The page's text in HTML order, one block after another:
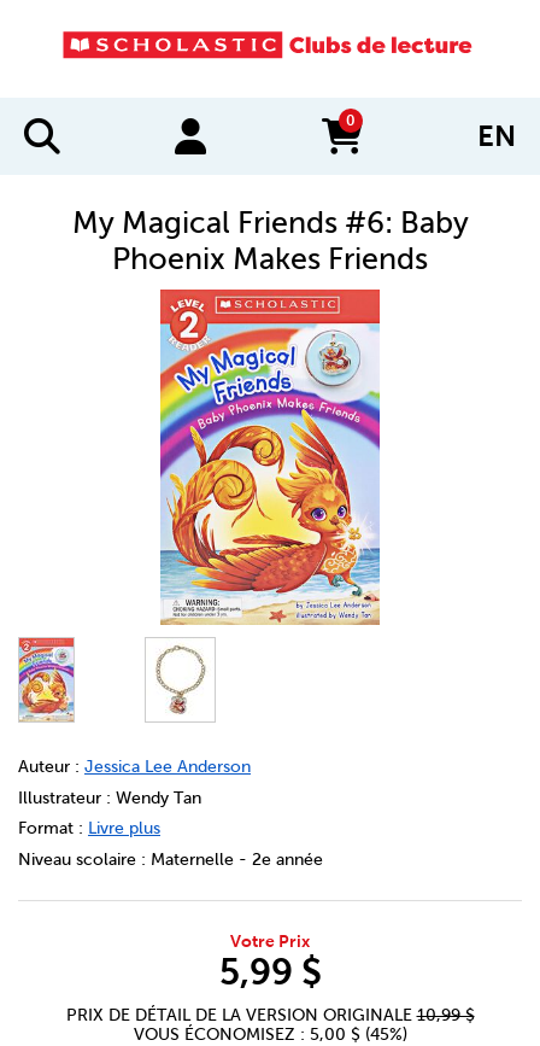
0
items in cart EN
My Magical Friends #6: Baby
Phoenix Makes Friends
DETAILS
https://bookclubs.scholastic.ca/fr/my-magical-friends-
Auteur : Jessica Lee Anderson
Illustrateur : Wendy Tan
Format : Livre plus
Niveau scolaire : Maternelle - 2e année
Votre Prix
5,99 $
PRIX DE DÉTAIL DE LA VERSION ORIGINALE10,99 $
VOUS ÉCONOMISEZ : 5,00 $ (45%)